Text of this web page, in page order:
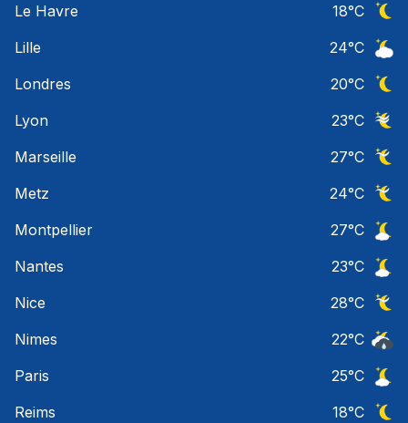
Le Havre
18°C
Lille
24°C
Londres
20°C
Lyon
23°C
Marseille
27°C
Metz
24°C
Montpellier
27°C
Nantes
23°C
Nice
28°C
Nimes
22°C
Paris
25°C
Reims
18°C